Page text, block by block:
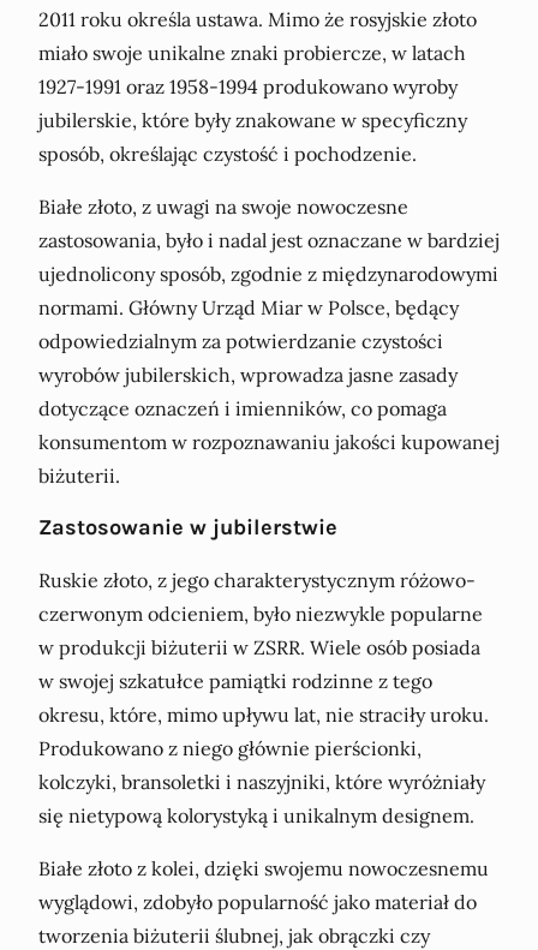
2011 roku określa ustawa. Mimo że rosyjskie złoto
miało swoje unikalne znaki probiercze, w latach
1927-1991 oraz 1958-1994 produkowano wyroby
jubilerskie, które były znakowane w specyficzny
sposób, określając czystość i pochodzenie.
Białe złoto, z uwagi na swoje nowoczesne
zastosowania, było i nadal jest oznaczane w bardziej
ujednolicony sposób, zgodnie z międzynarodowymi
normami. Główny Urząd Miar w Polsce, będący
odpowiedzialnym za potwierdzanie czystości
wyrobów jubilerskich, wprowadza jasne zasady
dotyczące oznaczeń i imienników, co pomaga
konsumentom w rozpoznawaniu jakości kupowanej
biżuterii.
Zastosowanie w jubilerstwie
Ruskie złoto, z jego charakterystycznym różowo-
czerwonym odcieniem, było niezwykle popularne
w produkcji biżuterii w ZSRR. Wiele osób posiada
w swojej szkatułce pamiątki rodzinne z tego
okresu, które, mimo upływu lat, nie straciły uroku.
Produkowano z niego głównie pierścionki,
kolczyki, bransoletki i naszyjniki, które wyróżniały
się nietypową kolorystyką i unikalnym designem.
Białe złoto z kolei, dzięki swojemu nowoczesnemu
wyglądowi, zdobyło popularność jako materiał do
tworzenia biżuterii ślubnej, jak obrączki czy